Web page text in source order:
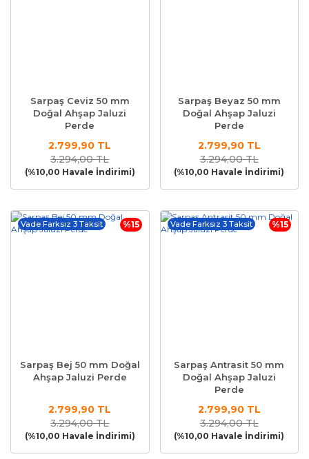
Sarpaş Ceviz 50 mm
Doğal Ahşap Jaluzi
Perde
2.799,90 TL
3.294,00 TL
(%10,00 Havale İndirimi)
Sarpaş Beyaz 50 mm
Doğal Ahşap Jaluzi
Perde
2.799,90 TL
3.294,00 TL
(%10,00 Havale İndirimi)
%15
Vade Farksız 3 Taksit
Sarpaş Bej 50 mm Doğal
Ahşap Jaluzi Perde
2.799,90 TL
3.294,00 TL
(%10,00 Havale İndirimi)
%15
Vade Farksız 3 Taksit
Sarpaş Antrasit 50 mm
Doğal Ahşap Jaluzi
Perde
2.799,90 TL
3.294,00 TL
(%10,00 Havale İndirimi)